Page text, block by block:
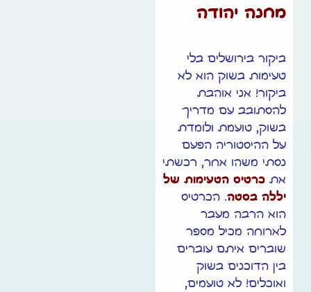
מחנה יהודה
ביקור בירושלים בלי
טעימות בשוק הוא לא
ביקור! אני אוהבת
להסתובב עם מדריך
בשוק, טועמת ולומדת
על ההיסטוריה הפעם
נסתי משהו אחר, רכשתי
את כרטיס הטעימות של
יללה בסטה. הכרטיס
הוא הרבה מעבר
לארוחה מכיל מספר
שוברים איתם עוברים
בין הדוכנים בשוק
ואוכלים! לא טועמים,